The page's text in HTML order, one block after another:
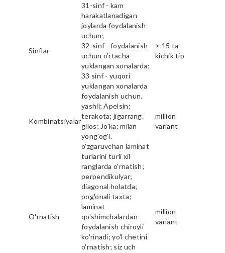
Sinflar
31-sinf - kam
harakatlanadigan
joylarda foydalanish
uchun;
32-sinf - foydalanish
uchun o'rtacha
yuklangan xonalarda;
33 sinf - yuqori
yuklangan xonalarda
foydalanish uchun.
> 15 ta
kichik tip
Kombinatsiyalar
yashil; Apelsin;
terakota; jigarrang.
gilos; Jo'ka; milan
yong'og'i.
million
variant
O'rnatish
o'zgaruvchan laminat
turlarini turli xil
ranglarda o'rnatish;
perpendikulyar;
diagonal holatda;
pog'onali taxta;
laminat
qo'shimchalardan
foydalanish chiroyli
ko'rinadi; yo'l chetini
o'rnatish; siz uch
million
variant